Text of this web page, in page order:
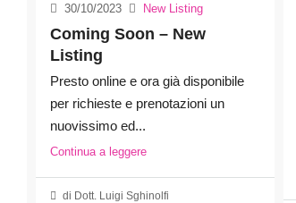
30/10/2023 New Listing
Coming Soon – New
Listing
Presto online e ora già disponibile
per richieste e prenotazioni un
nuovissimo ed...
Continua a leggere
di Dott. Luigi Sghinolfi